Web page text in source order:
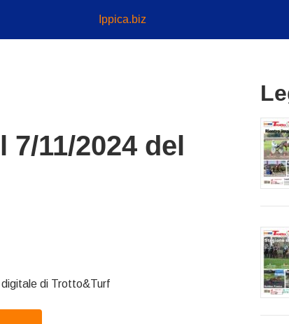
Ippica.biz
11/2024 del
di Trotto&Turf